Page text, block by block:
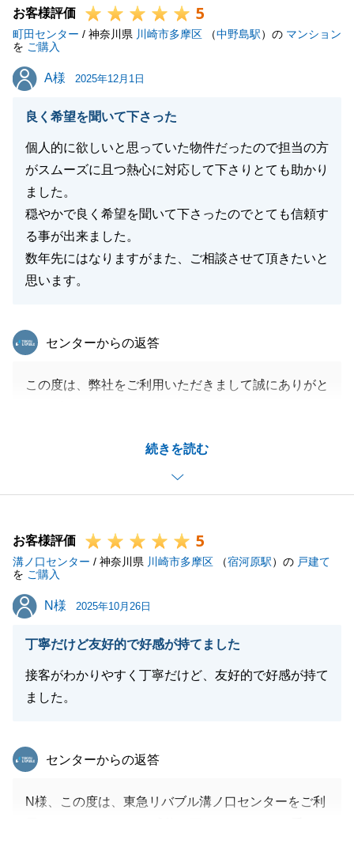
掛けください。
これをご縁に末永く東急リバブルをよろしくお願いい
たします。
閉じる
お客様評価 5
町田センター / 神奈川県 川崎市多摩区 （中野島駅）の マンション
を ご購入
A様
A様 2025年12月1日
良く希望を聞いて下さった
個人的に欲しいと思っていた物件だったので担当の方
がスムーズに且つ熱心に対応して下さりとても助かり
ました。
穏やかで良く希望を聞いて下さったのでとても信頼す
る事が出来ました。
数年先にはなりますがまた、ご相談させて頂きたいと
思います。
続きを読む
東急リバブル
センターからの返答
この度は、弊社をご利用いただきまして誠にありがと
合わせてお褒めのお言葉までいただき、大変嬉しく思
います。
だければと存じます。
今後ともよろしくお願いいたします。
お客様評価 5
溝ノ口センター / 神奈川県 川崎市多摩区 （宿河原駅）の 戸建て
を ご購入
N様
N様 2025年10月26日
丁寧だけど友好的で好感が持てました
接客がわかりやすく丁寧だけど、友好的で好感が持て
ました。
東急リバブル
センターからの返答
N様、この度は、東急リバブル溝ノ口センターをご利